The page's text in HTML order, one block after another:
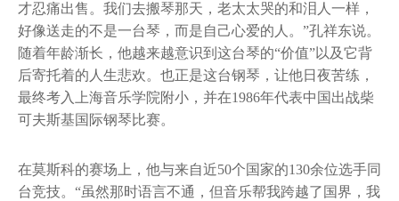
才忍痛出售。我们去搬琴那天，老太太哭的和泪人一样，
好像送走的不是一台琴，而是自己心爱的人。”孔祥东说。
随着年龄渐长，他越来越意识到这台琴的“价值”以及它背
后寄托着的人生悲欢。也正是这台钢琴，让他日夜苦练，
最终考入上海音乐学院附小，并在1986年代表中国出战柴
可夫斯基国际钢琴比赛。
在莫斯科的赛场上，他与来自近50个国家的130余位选手同
台竞技。“虽然那时语言不通，但音乐帮我跨越了国界，我